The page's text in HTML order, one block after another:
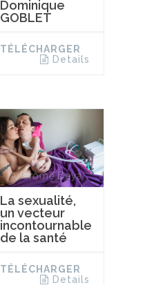
Dominique
GOBLET
TÉLÉCHARGER
Details
La sexualité,
un vecteur
incontournable
de la santé
TÉLÉCHARGER
Details